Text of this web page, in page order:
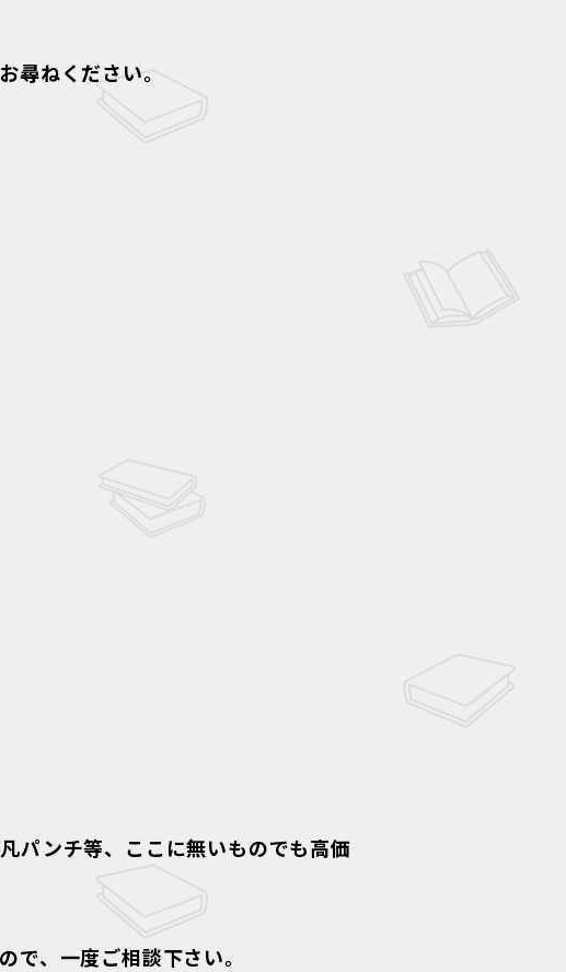
ねください。
パンチ等、ここに無いものでも高価
、一度ご相談下さい。